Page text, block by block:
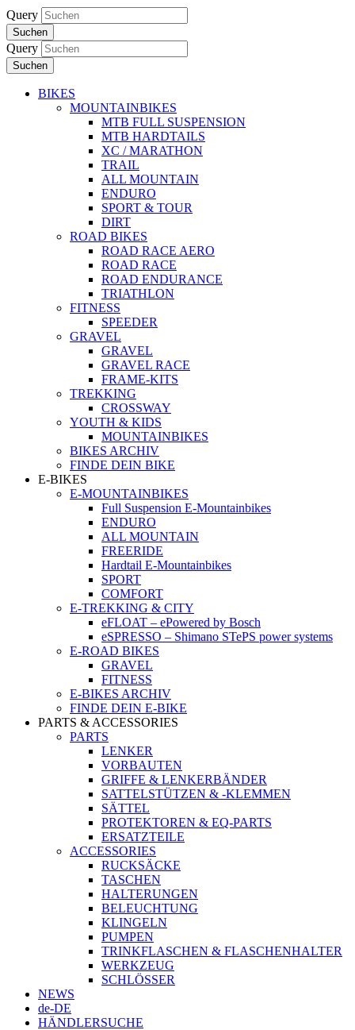
Query
Suchen
Query
Suchen
BIKES
MOUNTAINBIKES
MTB FULL SUSPENSION
MTB HARDTAILS
XC / MARATHON
TRAIL
ALL MOUNTAIN
ENDURO
SPORT & TOUR
DIRT
ROAD BIKES
ROAD RACE AERO
ROAD RACE
ROAD ENDURANCE
TRIATHLON
FITNESS
SPEEDER
GRAVEL
GRAVEL
GRAVEL RACE
FRAME-KITS
TREKKING
CROSSWAY
YOUTH & KIDS
MOUNTAINBIKES
BIKES ARCHIV
FINDE DEIN BIKE
E-BIKES
E-MOUNTAINBIKES
Full Suspension E-Mountainbikes
ENDURO
ALL MOUNTAIN
FREERIDE
Hardtail E-Mountainbikes
SPORT
COMFORT
E-TREKKING & CITY
eFLOAT – ePowered by Bosch
eSPRESSO – Shimano STePS power systems
E-ROAD BIKES
GRAVEL
FITNESS
E-BIKES ARCHIV
FINDE DEIN E-BIKE
PARTS & ACCESSORIES
PARTS
LENKER
VORBAUTEN
GRIFFE & LENKERBÄNDER
SATTELSTÜTZEN & -KLEMMEN
SÄTTEL
PROTEKTOREN & EQ-PARTS
ERSATZTEILE
ACCESSORIES
RUCKSÄCKE
TASCHEN
HALTERUNGEN
BELEUCHTUNG
KLINGELN
PUMPEN
TRINKFLASCHEN & FLASCHENHALTER
WERKZEUG
SCHLÖSSER
NEWS
de-DE
HÄNDLERSUCHE